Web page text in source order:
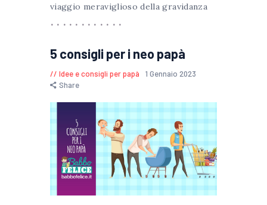
viaggio meraviglioso della gravidanza
5 consigli per i neo papà
Idee e consigli per papà
1 Gennaio 2023
Share